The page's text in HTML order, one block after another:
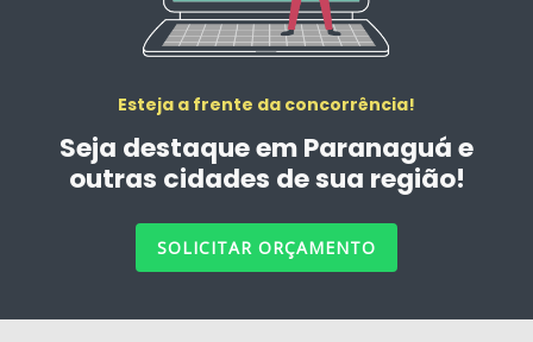
Esteja a frente da concorrência!
Seja destaque em Paranaguá e
outras cidades de sua região!
SOLICITAR ORÇAMENTO